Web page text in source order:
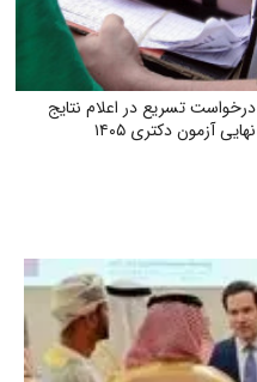
درخواست تسریع در اعلام نتایج
نهایی آزمون دکتری ۱۴۰۵